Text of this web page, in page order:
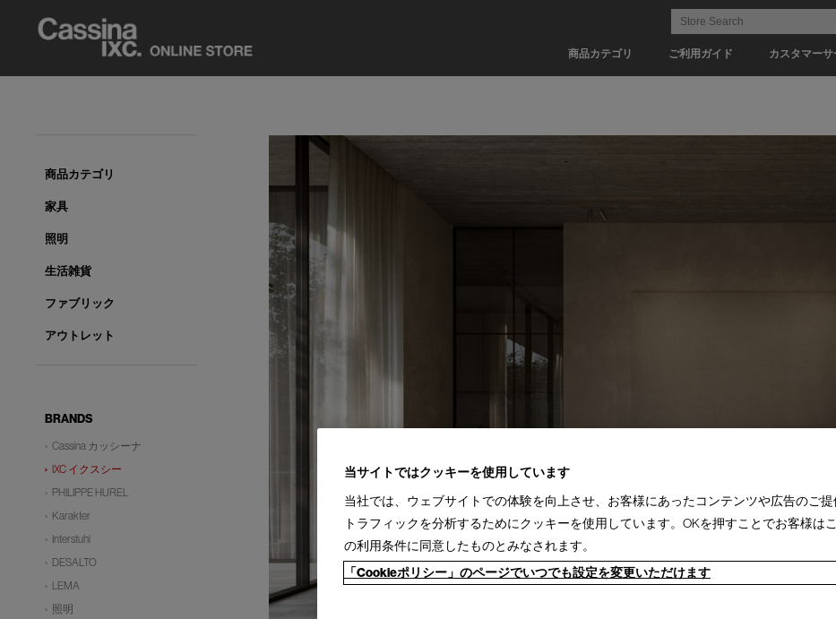
商品カテゴリ ご利用ガイド カスタマー
商品カテゴリ
家具
照明
生活雑貨
ファブリック
アウトレット
BRANDS
Cassina カッシーナ
IXC イクスシー
PHILIPPE HUREL
Karakter
Interstuhl
DESALTO
LEMA
照明
当サイトではクッキーを使用しています
当社では、ウェブサイトでの体験を向上させ、お客様にあったコンテンツや広告のご提
トラフィックを分析するためにクッキーを使用しています。OKを押すことでお客様は
の利用条件に同意したものとみなされます。
「Cookieポリシー」のページでいつでも設定を変更いただけます